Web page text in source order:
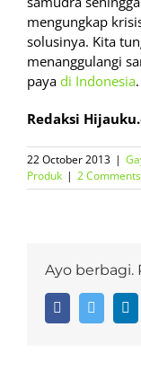
mengungkap
solusinya. Kita
menanggulangi
paya di Indonesia.
Redaksi
22 October 2013 |
Produk | 2 Comments
Ayo berbagi.
FacebookTwitter